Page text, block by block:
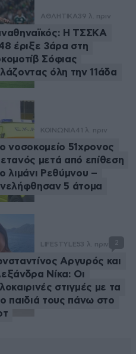
ΑΘΛΗΤΙΚΑ39 λ. πριν
Η ΤΣΣΚΑ
έριξε 3άρα στη
Σόφιας
όλη την 11άδα
ΚΟΙΝΩΝΙΑ41 λ. πριν
νοσοκομείο 51χρονος
μετά από επίθεση
λιμάνι Ρεθύμνου –
5 άτομα
LIFESTYLE53 λ. πριν 2
Αργυρός και
Νίκα: Οι
στιγμές με τα
παιδιά τους πάνω στο